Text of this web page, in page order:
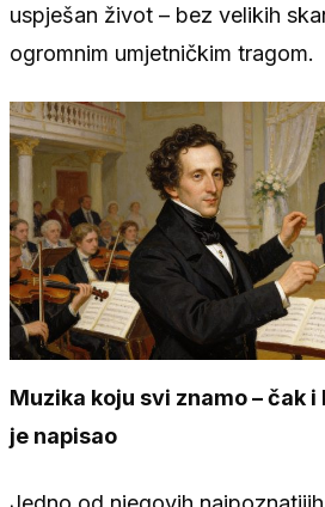
uspješan život – bez velikih
ogromnim umjetničkim tragom.
Muzika koju svi znamo – čak i
je napisao